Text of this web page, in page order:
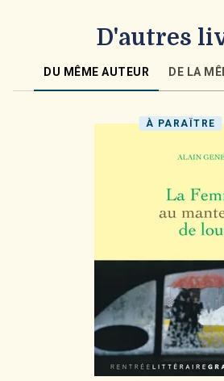
D'autres
DU MÊME AUTEUR DE LA
À PARAÎTRE